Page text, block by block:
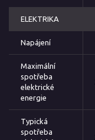
ELEKTRIKA
Napájení
Maximální
spotřeba
elektrické
energie
Typická
spotřeba